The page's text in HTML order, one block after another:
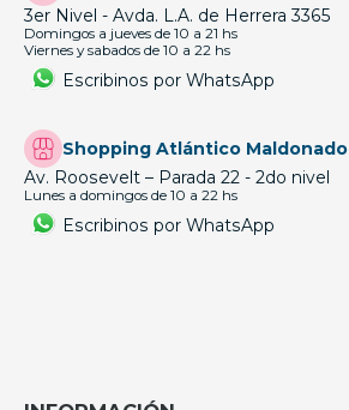
3er Nivel - Avda. L.A. de Herrera 3365
Domingos a jueves de 10 a 21 hs
Viernes y sabados de 10 a 22 hs
Escribinos por WhatsApp
Shopping Atlántico Maldonado
Av. Roosevelt – Parada 22 - 2do nivel
Lunes a domingos de 10 a 22 hs
Escribinos por WhatsApp